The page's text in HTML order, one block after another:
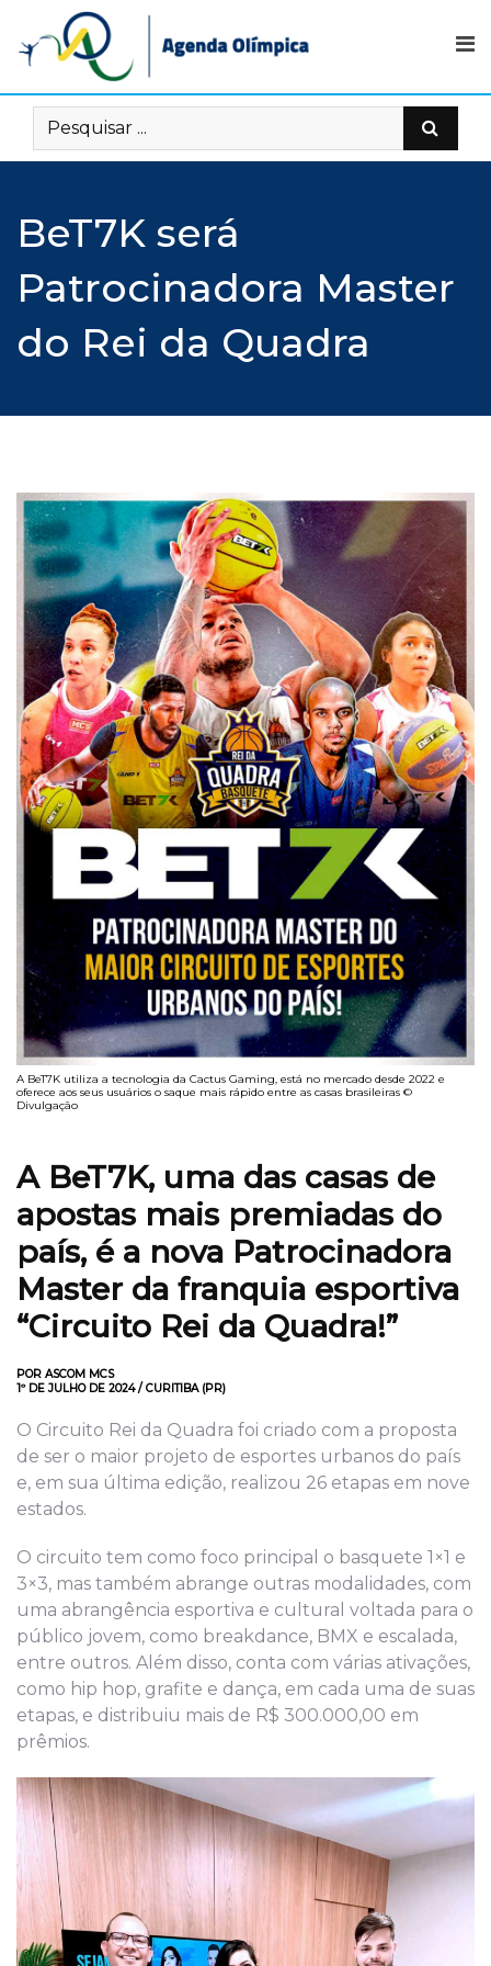
content
BeT7K será
Patrocinadora Master
do Rei da Quadra
A BeT7K utiliza a tecnologia da Cactus Gaming, está no mercado desde 2022 e
oferece aos seus usuários o saque mais rápido entre as casas brasileiras ©
Divulgação
A BeT7K, uma das casas de
apostas mais premiadas do
país, é a nova Patrocinadora
Master da franquia esportiva
“Circuito Rei da Quadra!”
POR ASCOM MCS
1º DE JULHO DE 2024 / CURITIBA (PR)
O Circuito Rei da Quadra foi criado com a proposta
de ser o maior projeto de esportes urbanos do país
e, em sua última edição, realizou 26 etapas em nove
estados.
O circuito tem como foco principal o basquete 1×1 e
3×3, mas também abrange outras modalidades, com
uma abrangência esportiva e cultural voltada para o
público jovem, como breakdance, BMX e escalada,
entre outros. Além disso, conta com várias ativações,
como hip hop, grafite e dança, em cada uma de suas
etapas, e distribuiu mais de R$ 300.000,00 em
prêmios.